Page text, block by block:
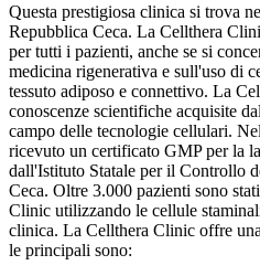
Questa prestigiosa clinica si trova
Repubblica Ceca. La Cellthera
per tutti i pazienti, anche se si
medicina rigenerativa e sull'uso di
tessuto adiposo e connettivo. La
conoscenze scientifiche acquisite
campo delle tecnologie cellulari.
ricevuto un certificato GMP per la
dall'Istituto Statale per il Controllo
Ceca. Oltre 3.000 pazienti sono
Clinic utilizzando le cellule
clinica. La Cellthera Clinic offre
le principali sono: